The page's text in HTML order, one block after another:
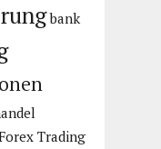
bank
Trading